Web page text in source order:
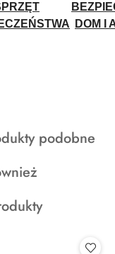
DOM I
podobne